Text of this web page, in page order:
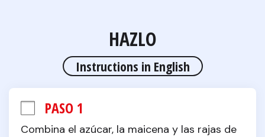
HAZLO
Instructions in English
PASO 1
Combina el azúcar, la maicena y las rajas de